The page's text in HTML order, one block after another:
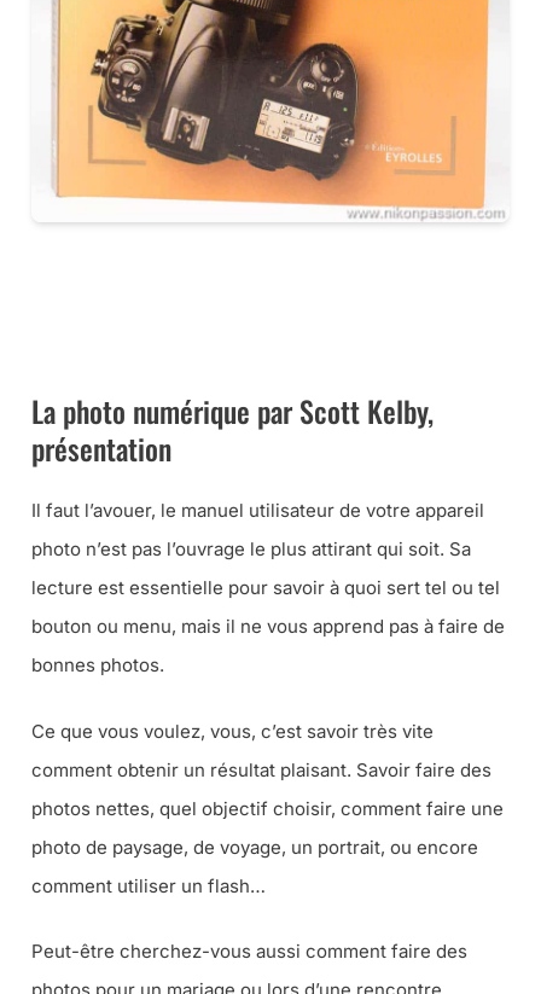
La photo numérique par Scott Kelby,
présentation
Il faut l’avouer, le manuel utilisateur de votre appareil
photo n’est pas l’ouvrage le plus attirant qui soit. Sa
lecture est essentielle pour savoir à quoi sert tel ou tel
bouton ou menu, mais il ne vous apprend pas à faire de
bonnes photos.
Ce que vous voulez, vous, c’est savoir très vite
comment obtenir un résultat plaisant. Savoir faire des
photos nettes, quel objectif choisir, comment faire une
photo de paysage, de voyage, un portrait, ou encore
comment utiliser un flash…
Peut-être cherchez-vous aussi comment faire des